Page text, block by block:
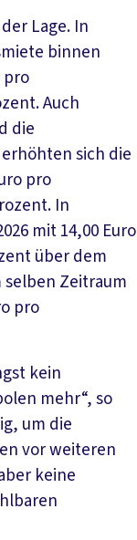
Lage. In
binnen
pro
Auch
die
sich die
pro
In
mit 14,00 Euro
über dem
selben Zeitraum
pro
kein
mehr“, so
um die
vor weiteren
keine